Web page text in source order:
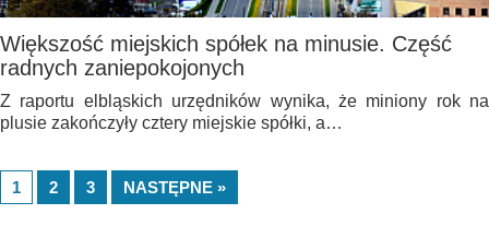
Większość miejskich spółek na minusie. Część
radnych zaniepokojonych
Z raportu elbląskich urzędników wynika, że miniony rok na
plusie zakończyły cztery miejskie spółki, a…
1 2 3 NASTĘPNE »